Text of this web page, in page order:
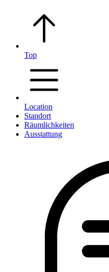
Top
Location
Standort
Räumlichkeiten
Ausstattung